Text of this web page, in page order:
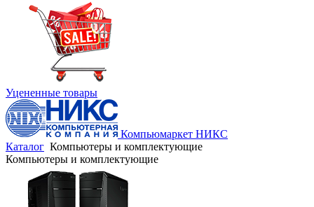
Уцененные товары
Компьюмаркет НИКС
Каталог Компьютеры и комплектующие
Компьютеры и комплектующие